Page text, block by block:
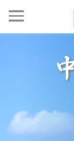
Toggle
navigation